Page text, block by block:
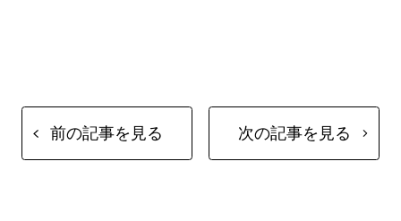
前の記事を見る 次の記事を見る